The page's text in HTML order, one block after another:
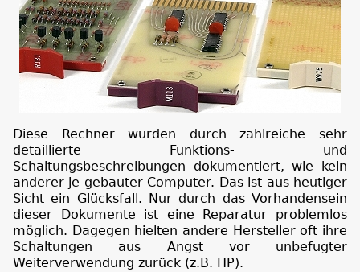
Diese Rechner wurden durch zahlreiche sehr
detaillierte Funktions- und
Schaltungsbeschreibungen dokumentiert, wie kein
anderer je gebauter Computer. Das ist aus heutiger
Sicht ein Glücksfall. Nur durch das Vorhandensein
dieser Dokumente ist eine Reparatur problemlos
möglich. Dagegen hielten andere Hersteller oft ihre
Schaltungen aus Angst vor unbefugter
Weiterverwendung zurück (z.B. HP).